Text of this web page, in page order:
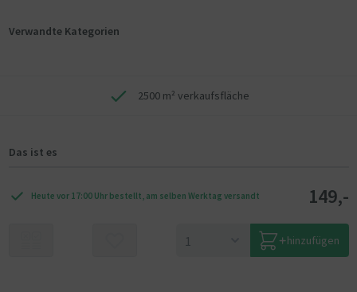
Verwandte Kategorien
2500 m² verkaufsfläche
Das ist es
Heute vor 17:00 Uhr bestellt, am selben Werktag versandt 149,-
hinzufügen